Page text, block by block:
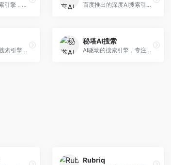
360推出的AI搜索引擎，专注于安全智能搜索。面向普通用户，提供智能问答、网页搜索、内容整理等服务，安全防护能力强。 百度推出的深度AI搜索引擎，整合百度知识图谱。面向中文用户，提供智能问答、知识探索、内容生成等服务，知识覆盖面广。
支持多模型的AI搜索引擎，整合多种大模型能力。面向AI爱好者，提供多模型搜索、答案对比、深度分析等服务，模型选择灵活。
秘塔AI搜索
AI驱动的搜索引擎，专注于无广告直达结果。面向研究者和信息获取需求者，提供深度搜索、来源标注、答案整理等服务，搜索结果干净准确，信息可信度高。
Rubriq